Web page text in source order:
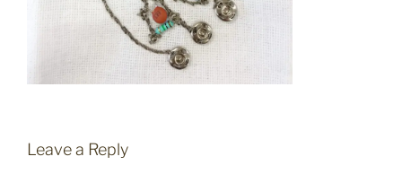
Leave a Reply